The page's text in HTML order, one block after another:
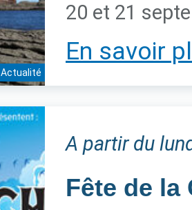
Actualité
20 et 21
En savoir
A partir du
Fête de la